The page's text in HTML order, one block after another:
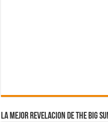
La mejor revelacion de The Big